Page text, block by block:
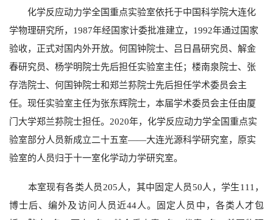
化学反应动力学全国重点实验室依托于中国科学院大连化
学物理研究所，1987年经国家计委批准建立，1992年通过国家
验收，正式对国内外开放。何国钟院士、吕日昌研究员、解金
春研究员、杨学明院士先后担任实验室主任；楼南泉院士、张
存浩院士、何国钟院士和郑兰荪院士先后担任学术委员会主
任。现任实验室主任为张东辉院士，本届学术委员会主任由厦
门大学郑兰荪院士担任。2020年，化学反应动力学全国重点实
验室部分人员新成立二十五室——大连光源科学研究室，原实
验室的人员归于十一室化学动力学研究室。
本室现有各类人员205人，其中固定人员50人，学生111，
博士后、编外及访问人员近44人。固定人员中，各类人才包